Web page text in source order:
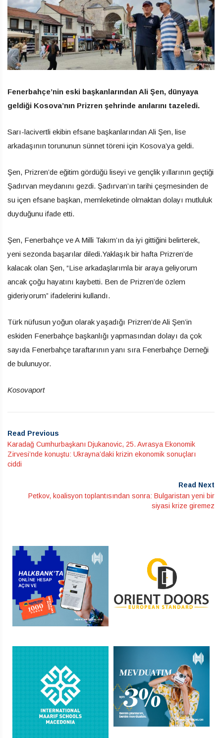
Fenerbahçe’nin eski başkanlarından Ali Şen, dünyaya
geldiği Kosova’nın Prizren şehrinde anılarını tazeledi.
Sarı-lacivertli ekibin efsane başkanlarından Ali Şen, lise
arkadaşının torununun sünnet töreni için Kosova’ya geldi.
Şen, Prizren’de eğitim gördüğü liseyi ve gençlik yıllarının geçtiği
Şadırvan meydanını gezdi. Şadırvan’ın tarihi çeşmesinden de
su içen efsane başkan, memleketinde olmaktan dolayı mutluluk
duyduğunu ifade etti.
Şen, Fenerbahçe ve A Milli Takım’ın da iyi gittiğini belirterek,
yeni sezonda başarılar diledi.Yaklaşık bir hafta Prizren’de
kalacak olan Şen, “Lise arkadaşlarımla bir araya geliyorum
ancak çoğu hayatını kaybetti. Ben de Prizren’de özlem
gideriyorum” ifadelerini kullandı.
Türk nüfusun yoğun olarak yaşadığı Prizren’de Ali Şen’in
eskiden Fenerbahçe başkanlığı yapmasından dolayı da çok
sayıda Fenerbahçe taraftarının yanı sıra Fenerbahçe Derneği
de bulunuyor.
Kosovaport
Read Previous
Karadağ Cumhurbaşkanı Djukanovic, 25. Avrasya Ekonomik
Zirvesi’nde konuştu: Ukrayna’daki krizin ekonomik sonuçları
ciddi
Read Next
Petkov, koalisyon toplantısından sonra: Bulgaristan yeni bir
siyasi krize giremez